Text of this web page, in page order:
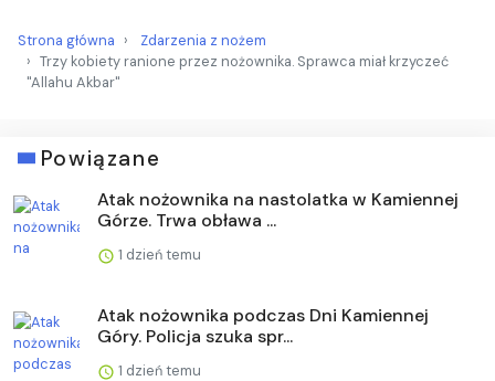
Strona główna
Zdarzenia z nożem
Trzy kobiety ranione przez nożownika. Sprawca miał krzyczeć
"Allahu Akbar"
Powiązane
Atak nożownika na nastolatka w Kamiennej
Górze. Trwa obława ...
1 dzień temu
Atak nożownika podczas Dni Kamiennej
Góry. Policja szuka spr...
1 dzień temu